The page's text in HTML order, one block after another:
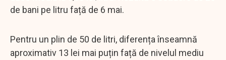
de bani pe litru față de 6 mai.
Pentru un plin de 50 de litri, diferența înseamnă
aproximativ 13 lei mai puțin față de nivelul mediu